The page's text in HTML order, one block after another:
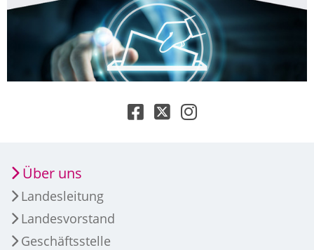
Über uns
Landesleitung
Landesvorstand
Geschäftsstelle